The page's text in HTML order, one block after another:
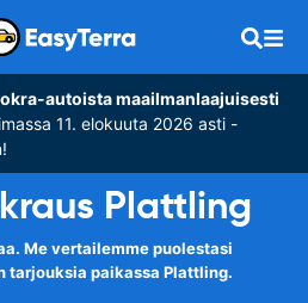
autoista maailmanlaajuisesti
11. elokuuta 2026 asti -
Plattling
Me vertailemme puolestasi
tarjouksia paikassa Plattling.